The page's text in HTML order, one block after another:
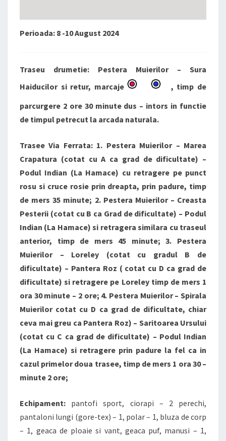
Perioada: 8 -10 August 2024
Traseu drumetie: Pestera Muierilor – Sura
Haiducilor si retur, marcaje
, timp de
parcurgere 2 ore 30 minute dus – intors in functie
de timpul petrecut la arcada naturala.
Trasee Via Ferrata: 1. Pestera Muierilor – Marea
Crapatura (cotat cu A ca grad de dificultate) –
Podul Indian (La Hamace) cu retragere pe punct
rosu si cruce rosie prin dreapta, prin padure, timp
de mers 35 minute; 2. Pestera Muierilor – Creasta
Pesterii (cotat cu B ca Grad de dificultate) – Podul
Indian (La Hamace) si retragera similara cu traseul
anterior, timp de mers 45 minute; 3. Pestera
Muierilor – Loreley (cotat cu gradul B de
dificultate) – Pantera Roz ( cotat cu D ca grad de
dificultate) si retragere pe Loreley timp de mers 1
ora 30 minute – 2 ore; 4. Pestera Muierilor – Spirala
Muierilor cotat cu D ca grad de dificultate, chiar
ceva mai greu ca Pantera Roz) – Saritoarea Ursului
(cotat cu C ca grad de dificultate) – Podul Indian
(La Hamace) si retragere prin padure la fel ca in
cazul primelor doua trasee, timp de mers 1 ora 30 –
minute 2 ore;
Echipament: pantofi sport, ciorapi – 2 perechi,
pantaloni lungi (gore-tex) – 1, polar – 1, bluza de corp
– 1, geaca de ploaie si vant, geaca puf, manusi – 1,